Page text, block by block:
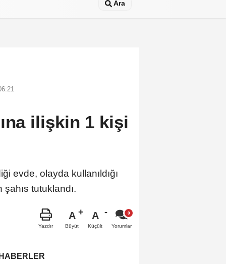
Ara
ilişkin 1 kişi
evde, olayda kullanıldığı
tutuklandı.
Yazdır
A
Büyüt
A
Küçült Yorumlar